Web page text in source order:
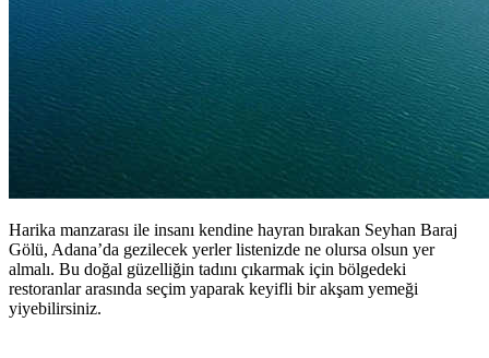
Harika manzarası ile insanı kendine hayran bırakan Seyhan Baraj
Gölü, Adana’da gezilecek yerler listenizde ne olursa olsun yer
almalı. Bu doğal güzelliğin tadını çıkarmak için bölgedeki
restoranlar arasında seçim yaparak keyifli bir akşam yemeği
yiyebilirsiniz.